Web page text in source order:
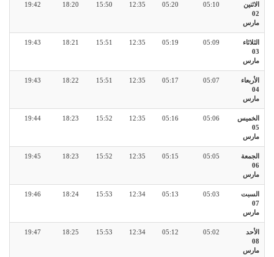
الاثنين
02
مارس
05:10
05:20
12:35
15:50
18:20
19:42
الثلاثاء
03
مارس
05:09
05:19
12:35
15:51
18:21
19:43
الأربعاء
04
مارس
05:07
05:17
12:35
15:51
18:22
19:43
الخميس
05
مارس
05:06
05:16
12:35
15:52
18:23
19:44
الجمعة
06
مارس
05:05
05:15
12:35
15:52
18:23
19:45
السبت
07
مارس
05:03
05:13
12:34
15:53
18:24
19:46
الأحد
08
مارس
05:02
05:12
12:34
15:53
18:25
19:47